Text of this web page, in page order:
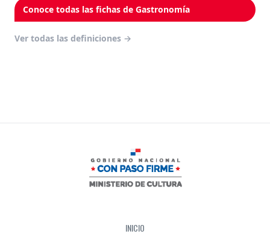
Conoce todas las fichas de Gastronomía
Ver todas las definiciones →
INICIO